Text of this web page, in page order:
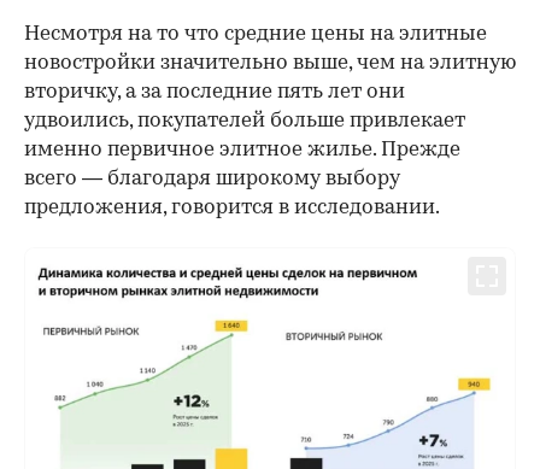
Несмотря на то что средние цены на элитные
новостройки значительно выше, чем на элитную
вторичку, а за последние пять лет они
удвоились, покупателей больше привлекает
именно первичное элитное жилье. Прежде
всего — благодаря широкому выбору
предложения, говорится в исследовании.